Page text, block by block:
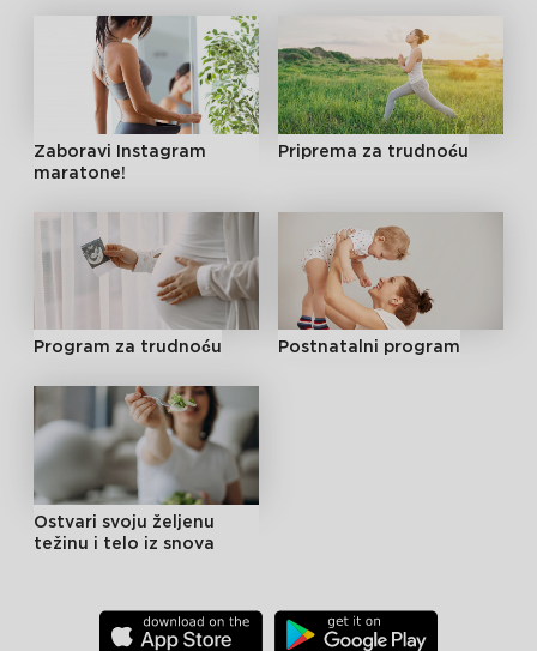
Zaboravi Instagram
maratone!
Priprema za trudnoću
Program za trudnoću Postnatalni program
Ostvari svoju željenu
težinu i telo iz snova